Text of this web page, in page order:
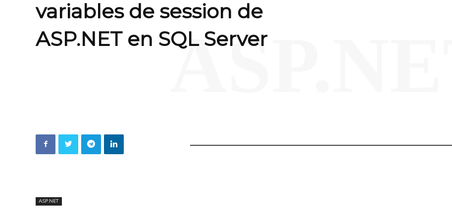
variables de session de
ASP.NET en SQL ServerASP.NET
ASP.NET